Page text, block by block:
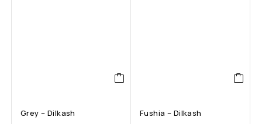
Grey – Dilkash Fushia – Dilkash